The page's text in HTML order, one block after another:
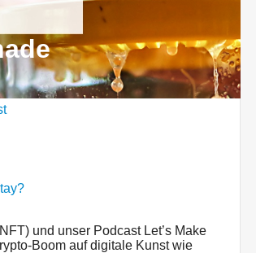
und unser Podcast Let’s Make
Boom auf digitale Kunst wie